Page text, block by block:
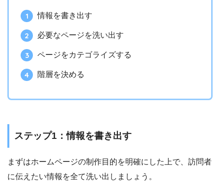
情報を書き出す
必要なページを洗い出す
ページをカテゴライズする
階層を決める
ステップ1：情報を書き出す
まずはホームページの制作目的を明確にした上で、訪問者
に伝えたい情報を全て洗い出しましょう。